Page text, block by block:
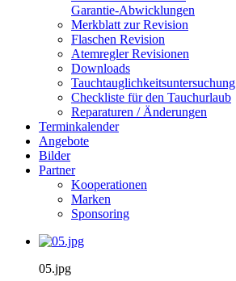
Garantie-Abwicklungen
Merkblatt zur Revision
Flaschen Revision
Atemregler Revisionen
Downloads
Tauchtauglichkeitsuntersuchung
Checkliste für den Tauchurlaub
Reparaturen / Änderungen
Terminkalender
Angebote
Bilder
Partner
Kooperationen
Marken
Sponsoring
05.jpg